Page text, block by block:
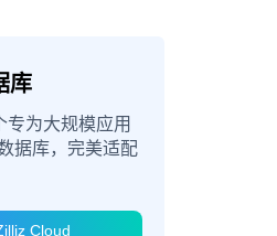
库
为大规模应用
据库，完美适配
Cloud